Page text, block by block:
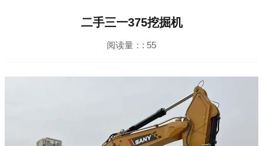
二手三一375挖掘机
阅读量：: 55